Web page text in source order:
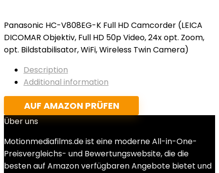
Panasonic HC-V808EG-K Full HD Camcorder (LEICA
DICOMAR Objektiv, Full HD 50p Video, 24x opt. Zoom,
opt. Bildstabilisator, WiFi, Wireless Twin Camera)
Description
Additional information
AUF AMAZON PRÜFEN
Über uns
Motionmediafilms.de ist eine moderne All-in-One-
Preisvergleichs- und Bewertungswebsite, die die
besten auf Amazon verfügbaren Angebote bietet und